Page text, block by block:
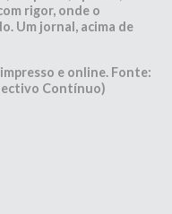
rigor, onde o
Um jornal, acima de
e online. Fonte:
Contínuo)